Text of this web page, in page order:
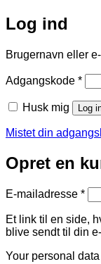
Log ind
Brugernavn eller
Adgangskode *
Husk mig Log
Mistet din
Opret en
E-mailadresse *
Et link til en side,
blive sendt til din
Your personal